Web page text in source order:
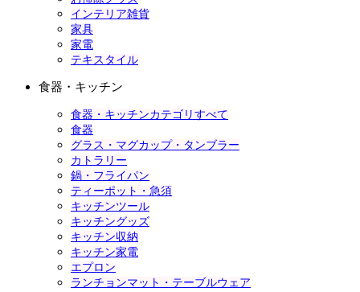
インテリア雑貨
家具
家電
テキスタイル
食器・キッチン
食器・キッチンカテゴリすべて
食器
グラス・マグカップ・タンブラー
カトラリー
鍋・フライパン
ティーポット・急須
キッチンツール
キッチングッズ
キッチン収納
キッチン家電
エプロン
ランチョンマット・テーブルウェア